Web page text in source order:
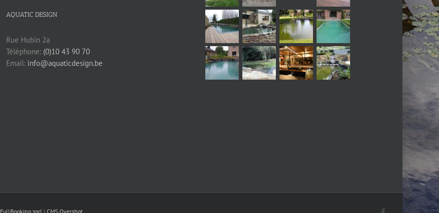
AQUATIC DESIGN
Rue Hubin 2a
Téléphone: (0)10 43 90 70
Email: info@aquaticdesign.be
FullBooking sprl | CMS Overshot